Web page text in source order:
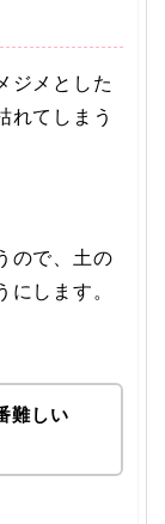
ジメとした
れてしまう
ので、土の
します。
難しい